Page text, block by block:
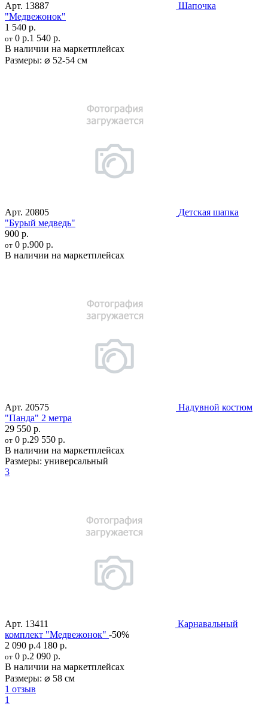
Арт. 13887
Шапочка
"Медвежонок"
1 540 р.
от 0 р.1 540 р.
В наличии на маркетплейсах
Размеры: ⌀ 52-54 см
Арт. 20805
Детская шапка
"Бурый медведь"
900 р.
от 0 р.900 р.
В наличии на маркетплейсах
Арт. 20575
Надувной костюм
"Панда" 2 метра
29 550 р.
от 0 р.29 550 р.
В наличии на маркетплейсах
Размеры: универсальный
3
Арт. 13411
Карнавальный
комплект "Медвежонок" -50%
2 090 р.4 180 р.
от 0 р.2 090 р.
В наличии на маркетплейсах
Размеры: ⌀ 58 см
1 отзыв
1